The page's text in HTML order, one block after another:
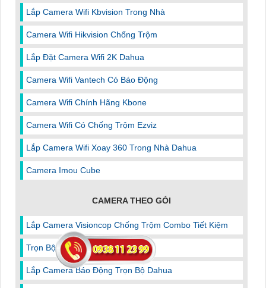
Lắp Camera Wifi Kbvision Trong Nhà
Camera Wifi Hikvision Chống Trộm
Lắp Đặt Camera Wifi 2K Dahua
Camera Wifi Vantech Có Báo Động
Camera Wifi Chính Hãng Kbone
Camera Wifi Có Chống Trộm Ezviz
Lắp Camera Wifi Xoay 360 Trong Nhà Dahua
Camera Imou Cube
CAMERA THEO GÓI
Lắp Camera Visioncop Chống Trộm Combo Tiết Kiệm
Trọn Bộ Camera Ghi Âm
Lắp Camera Báo Động Trọn Bộ Dahua